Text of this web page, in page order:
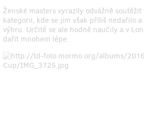
Ženské masters vyrazily odvážně
kategorii, kde se jim však příliš nedařilo
výhru. Určitě se ale hodně naučily a v
dařit mnohem lépe.